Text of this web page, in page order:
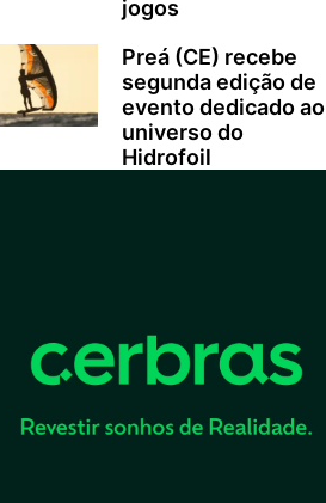
jogos
Preá (CE) recebe
segunda edição de
evento dedicado ao
universo do
Hidrofoil